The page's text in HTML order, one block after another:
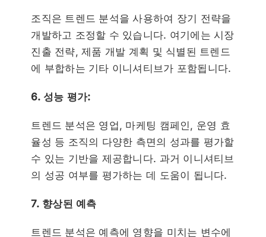
조직은 트렌드 분석을 사용하여 장기 전략을
개발하고 조정할 수 있습니다. 여기에는 시장
진출 전략, 제품 개발 계획 및 식별된 트렌드
에 부합하는 기타 이니셔티브가 포함됩니다.
6. 성능 평가:
트렌드 분석은 영업, 마케팅 캠페인, 운영 효
율성 등 조직의 다양한 측면의 성과를 평가할
수 있는 기반을 제공합니다. 과거 이니셔티브
의 성공 여부를 평가하는 데 도움이 됩니다.
7. 향상된 예측
트렌드 분석은 예측에 영향을 미치는 변수에